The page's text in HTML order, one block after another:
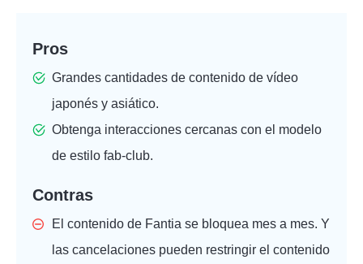
Pros
Grandes cantidades de contenido de vídeo
japonés y asiático.
Obtenga interacciones cercanas con el modelo
de estilo fab-club.
Contras
El contenido de Fantia se bloquea mes a mes. Y
las cancelaciones pueden restringir el contenido